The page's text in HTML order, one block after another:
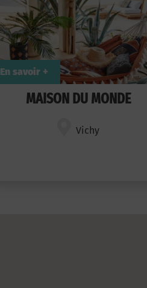
MAISON DU MONDE
Vichy
En savoir +